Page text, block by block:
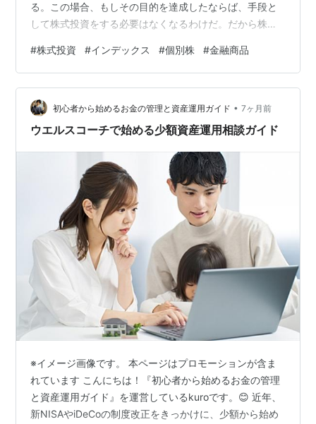
る。この場合、もしその目的を達成したならば、手段と
して株式投資をする必要はなくなるわけだ。だから株式
る。目的に到達することこそが最も重要で、面白さなん
かよりもむしろ効率的であることが求められる。 こうし
た観点からすればインデックス投資が選ばれるのも当然
だろう。最も効率的で、シンプルで、なにより楽だ。ど
の企業が何をしているのか知る必要もない。どんな企業
#株式投資 #インデックス #個別株 #金融商品
初心者から始めるお金の管理と資産運用ガイド • 7ヶ月前
ウエルスコーチで始める少額資産運用相談ガイド
※イメージ画像です。 本ページはプロモーションが含ま
れています こんにちは！『初心者から始めるお金の管理
と資産運用ガイド』を運営しているkuroです。😊 近年、
新NISAやiDeCoの制度改正をきっかけに、少額から始め